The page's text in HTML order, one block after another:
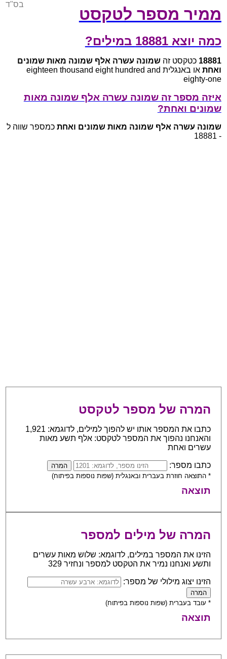
ממיר מספר לטקסט
בס"ד
כמה יוצא 18881 במילים?
18881 כטקסט זהשמונה עשרה אלף שמונה מאות שמונים
ואחת
או באנגלית eighteen thousand eight hundred and
eighty-one
איזה מספר זה שמונה עשרה אלף שמונה מאות
שמונים ואחת?
שמונה עשרה אלף שמונה מאות שמונים ואחת כמספר שווה ל
- 18881
המרה של מספר לטקסט
כתבו את המספר אותו יש להפוך למילים, לדוגמא: 1,921
והאנחנו נהפוך את המספר לטקסט: אלף תשע מאות
עשרים ואחת
כתבו מספר:
* התוצאה חוזרת בעברית ובאנגלית (שפות נוספות בפיתוח)
תוצאה
המרה של מילים למספר
הזינו את המספר במילים, לדוגמא: שלוש מאות עשרים
ותשע ואנחנו נמיר את הטקסט למספר ונחזיר 329
הזינו יצוג מילולי של מספר:
* עובד בעברית (שפות נוספות בפיתוח)
תוצאה